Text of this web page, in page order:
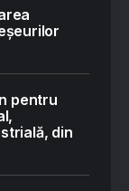
pentru
din